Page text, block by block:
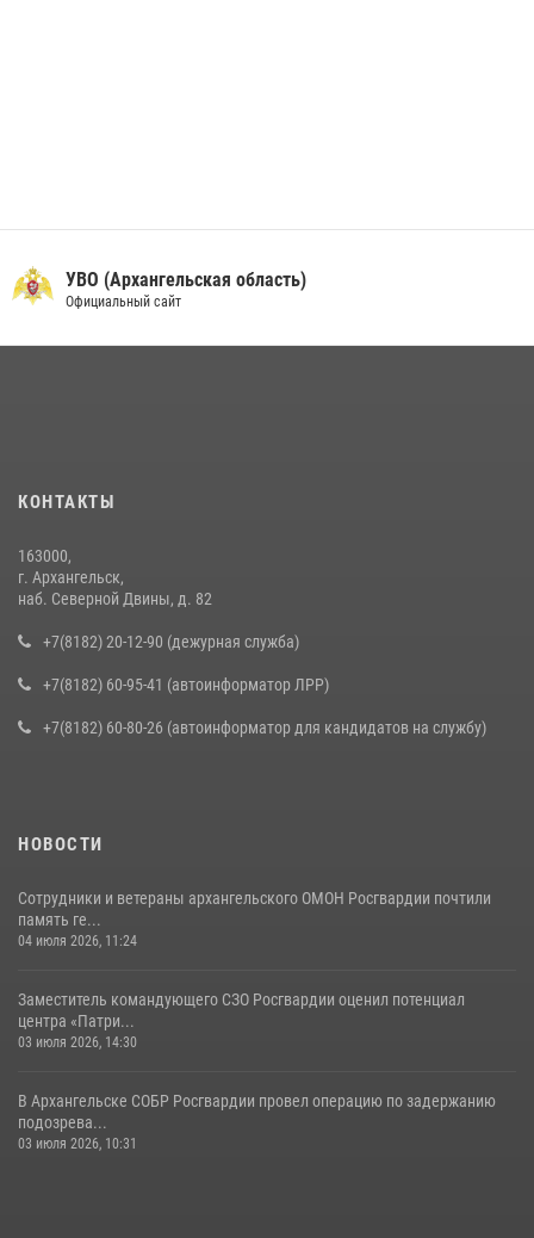
УВО (Архангельская область)
Официальный сайт
КОНТАКТЫ
163000,
г. Архангельск,
наб. Северной Двины, д. 82
+7(8182) 20-12-90 (дежурная служба)
+7(8182) 60-95-41 (автоинформатор ЛРР)
+7(8182) 60-80-26 (автоинформатор для кандидатов на службу)
НОВОСТИ
Сотрудники и ветераны архангельского ОМОН Росгвардии почтили
память ге...
04 июля 2026, 11:24
Заместитель командующего СЗО Росгвардии оценил потенциал
центра «Патри...
03 июля 2026, 14:30
В Архангельске СОБР Росгвардии провел операцию по задержанию
подозрева...
03 июля 2026, 10:31